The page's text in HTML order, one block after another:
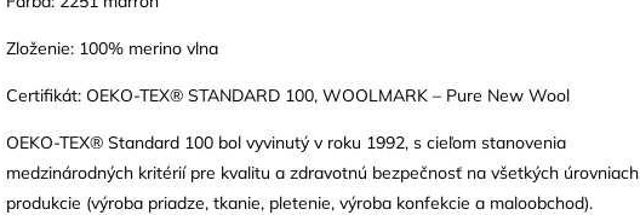
Zloženie: 100% merino vlna
Certifikát: OEKO-TEX® STANDARD 100, WOOLMARK – Pure New Wool
OEKO-TEX® Standard 100 bol vyvinutý v roku 1992, s cieľom stanovenia
medzinárodných kritérií pre kvalitu a zdravotnú bezpečnosť na všetkých úrovniach
produkcie (výroba priadze, tkanie, pletenie, výroba konfekcie a maloobchod).